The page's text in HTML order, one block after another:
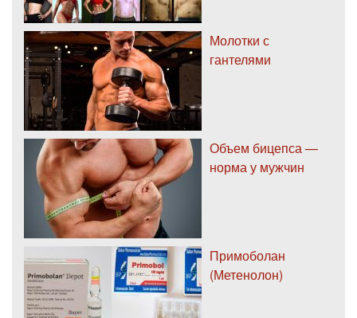
Молотки с
гантелями
Объем бицепса —
норма у мужчин
Примоболан
(Метенолон)